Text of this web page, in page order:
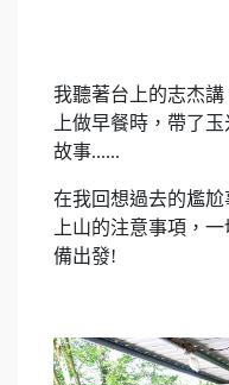
我聽著台上的志杰
上做早餐時，帶了
故事......
在我回想過去的尷
上山的注意事項，
備出發!